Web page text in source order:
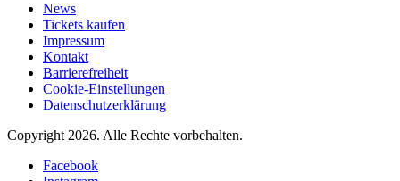
News
Tickets kaufen
Impressum
Kontakt
Barrierefreiheit
Cookie-Einstellungen
Datenschutzerklärung
Copyright 2026. Alle Rechte vorbehalten.
Facebook